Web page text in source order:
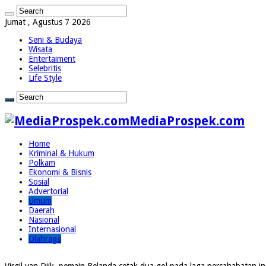
Jumat , Agustus 7 2026
Seni & Budaya
Wisata
Entertaiment
Selebritis
Life Style
MediaProspek.com
Home
Kriminal & Hukum
Polkam
Ekonomi & Bisnis
Sosial
Advertorial
Umum
Daerah
Nasional
Internasional
Olahraga